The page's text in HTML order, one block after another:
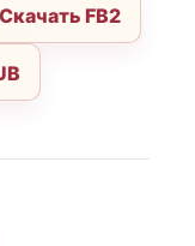
Скачать FB2